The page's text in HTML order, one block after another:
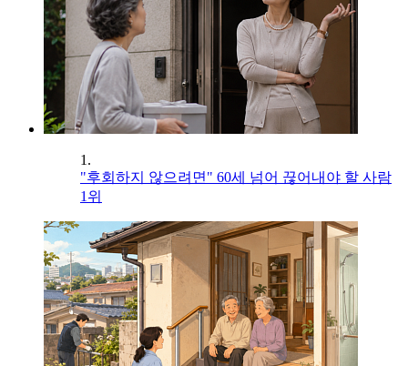
1.
"후회하지 않으려면" 60세 넘어 끊어내야 할 사람
1위